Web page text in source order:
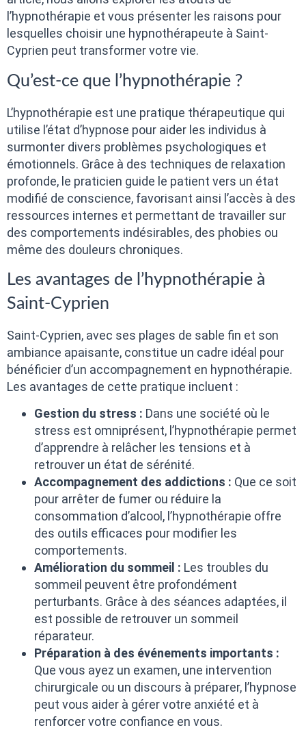
l’hypnothérapie et vous présenter les raisons pour
lesquelles choisir une hypnothérapeute à Saint-
Cyprien peut transformer votre vie.
Qu’est-ce que l’hypnothérapie ?
L’hypnothérapie est une pratique thérapeutique qui
utilise l’état d’hypnose pour aider les individus à
surmonter divers problèmes psychologiques et
émotionnels. Grâce à des techniques de relaxation
profonde, le praticien guide le patient vers un état
modifié de conscience, favorisant ainsi l’accès à des
ressources internes et permettant de travailler sur
des comportements indésirables, des phobies ou
même des douleurs chroniques.
Les avantages de l’hypnothérapie à
Saint-Cyprien
Saint-Cyprien, avec ses plages de sable fin et son
ambiance apaisante, constitue un cadre idéal pour
bénéficier d’un accompagnement en hypnothérapie.
Les avantages de cette pratique incluent :
Gestion du stress : Dans une société où le
stress est omniprésent, l’hypnothérapie permet
d’apprendre à relâcher les tensions et à
retrouver un état de sérénité.
Accompagnement des addictions : Que ce soit
pour arrêter de fumer ou réduire la
consommation d’alcool, l’hypnothérapie offre
des outils efficaces pour modifier les
comportements.
Amélioration du sommeil : Les troubles du
sommeil peuvent être profondément
perturbants. Grâce à des séances adaptées, il
est possible de retrouver un sommeil
réparateur.
Préparation à des événements importants :
Que vous ayez un examen, une intervention
chirurgicale ou un discours à préparer, l’hypnose
peut vous aider à gérer votre anxiété et à
renforcer votre confiance en vous.